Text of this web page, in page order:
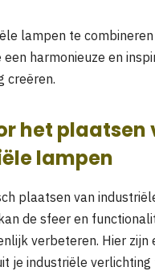
lampen te
harmonieuze en
creëren.
het plaatsen
lampen
plaatsen van
de sfeer en
verbeteren. Hier zijn
je industriële verlichting